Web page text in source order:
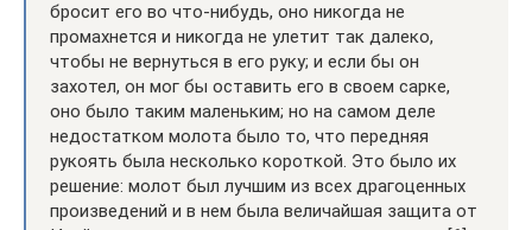
бросит его во что-нибудь, оно никогда не
промахнется и никогда не улетит так далеко,
чтобы не вернуться в его руку; и если бы он
захотел, он мог бы оставить его в своем сарке,
оно было таким маленьким; но на самом деле
недостатком молота было то, что передняя
рукоять была несколько короткой. Это было их
решение: молот был лучшим из всех драгоценных
произведений и в нем была величайшая защита от